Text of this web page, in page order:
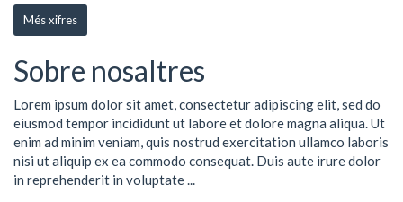
Més xifres
Sobre nosaltres
Lorem ipsum dolor sit amet, consectetur adipiscing elit, sed do
eiusmod tempor incididunt ut labore et dolore magna aliqua. Ut
enim ad minim veniam, quis nostrud exercitation ullamco laboris
nisi ut aliquip ex ea commodo consequat. Duis aute irure dolor
in reprehenderit in voluptate ...